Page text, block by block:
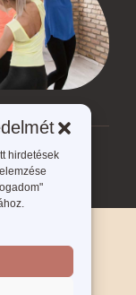
hirdetések
nőt!>fáradtság
szabályzat